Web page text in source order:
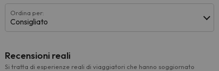
Ordina per:
Consigliato
Recensioni reali
Si tratta di esperienze reali di viaggiatori che hanno soggiornato